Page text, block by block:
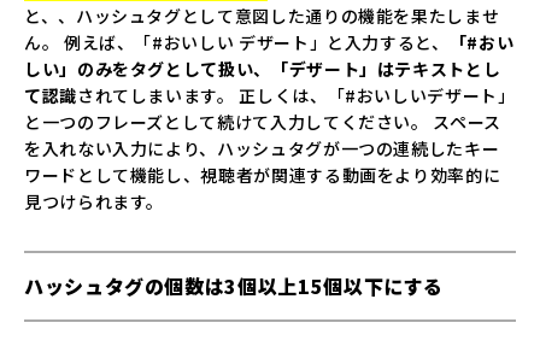
と、、ハッシュタグとして意図した通りの機能を果たしませ
ん。 例えば、「#おいしい デザート」と入力すると、
「#おい
しい」のみをタグとして扱い、「デザート」はテキストとし
て認識されてしまいます。 正しくは、「#おいしいデザート」
と一つのフレーズとして続けて入力してください。 スペース
を入れない入力により、ハッシュタグが一つの連続したキー
ワードとして機能し、視聴者が関連する動画をより効率的に
見つけられます。
ハッシュタグの個数は3個以上15個以下にする